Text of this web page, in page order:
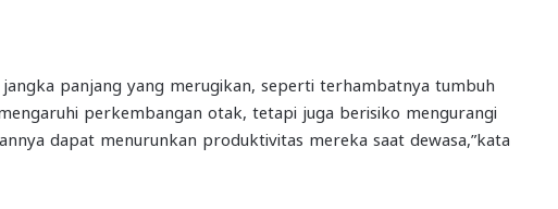
panjang yang merugikan, seperti terhambatnya tumbuh
perkembangan otak, tetapi juga berisiko mengurangi
dapat menurunkan produktivitas mereka saat dewasa,”kata